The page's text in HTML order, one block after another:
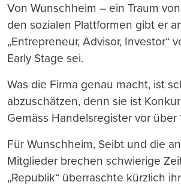
Von Wunschheim – ein Traum
den sozialen Plattformen gibt er
„Entrepreneur, Advisor, Investor“
Early Stage sei.
Was die Firma genau macht, ist
abzuschätzen, denn sie ist
Gemäss Handelsregister vor über
Für Wunschheim, Seibt und die
Mitglieder brechen schwierige
„Republik“ überraschte kürzlich